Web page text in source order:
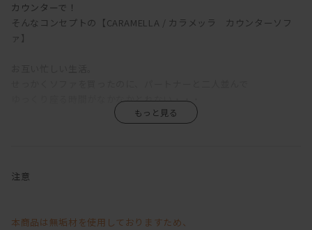
カウンターで！
そんなコンセプトの【CARAMELLA / カラメッラ カウンターソフ
ァ】
ゆっくり座る時間がなかなかとれない・・・
減っていく二人の会話・・・
注意
本商品は無垢材を使用しておりますため、